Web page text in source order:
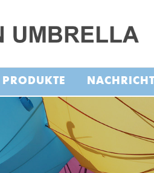
PRODUKTE NACHRICHT